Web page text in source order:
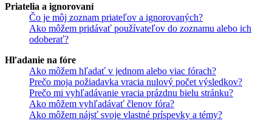
Priatelia a ignorovaní
Čo je môj zoznam priateľov a ignorovaných?
Ako môžem pridávať používateľov do zoznamu alebo ich
odoberať?
Hľadanie na fóre
Ako môžem hľadať v jednom alebo viac fórach?
Prečo moja požiadavka vracia nulový počet výsledkov?
Prečo mi vyhľadávanie vracia prázdnu bielu stránku?
Ako môžem vyhľadávať členov fóra?
Ako môžem nájsť svoje vlastné príspevky a témy?